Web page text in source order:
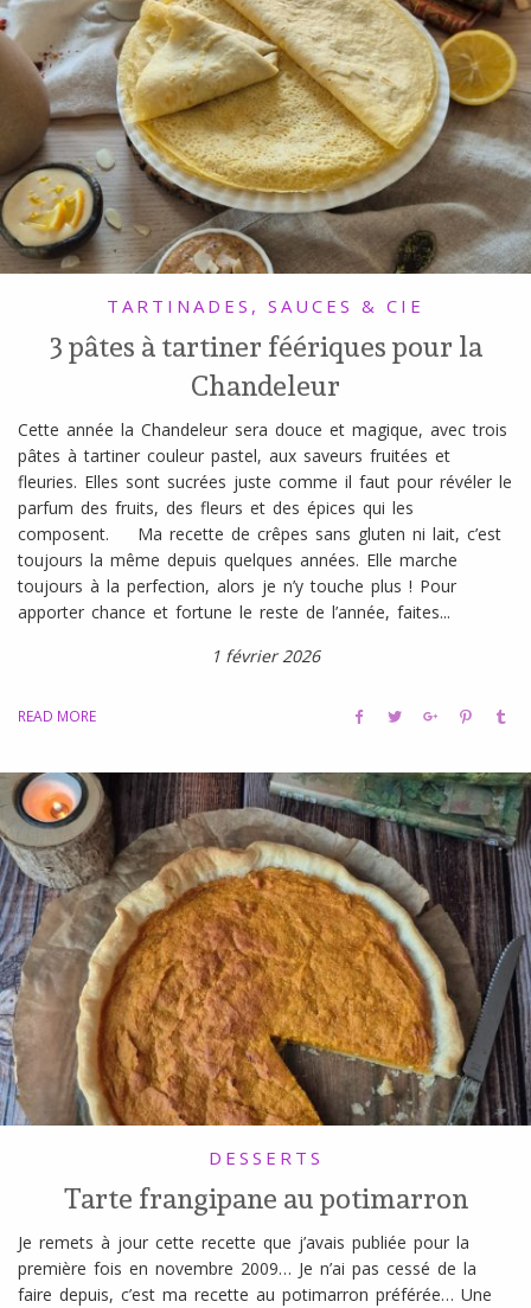
TARTINADES, SAUCES & CIE
3 pâtes à tartiner féériques pour la
Chandeleur
Cette année la Chandeleur sera douce et magique, avec trois
pâtes à tartiner couleur pastel, aux saveurs fruitées et
fleuries. Elles sont sucrées juste comme il faut pour révéler le
parfum des fruits, des fleurs et des épices qui les
composent. Ma recette de crêpes sans gluten ni lait, c’est
toujours la même depuis quelques années. Elle marche
toujours à la perfection, alors je n’y touche plus ! Pour
apporter chance et fortune le reste de l’année, faites...
1 février 2026
READ MORE
DESSERTS
Tarte frangipane au potimarron
Je remets à jour cette recette que j’avais publiée pour la
première fois en novembre 2009… Je n’ai pas cessé de la
faire depuis, c’est ma recette au potimarron préférée… Une